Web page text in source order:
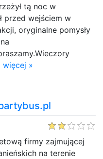
tą noc w
przed wejściem w
oryginalne pomysły
więcej »
firmy zajmującej
na terenie